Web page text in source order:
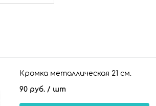
Кромка металлическая 21 см.
90 руб. / шт